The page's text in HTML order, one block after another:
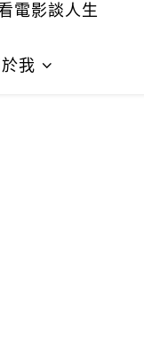
電影談人生
我